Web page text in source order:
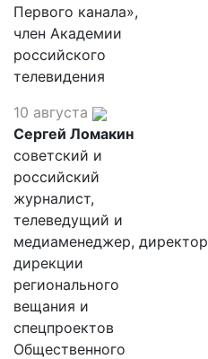
Первого канала»,
член Академии
российского
телевидения
10 августа
Сергей Ломакин
советский и
российский
журналист,
телеведущий и
медиаменеджер, директор
дирекции
регионального
вещания и
спецпроектов
Общественного